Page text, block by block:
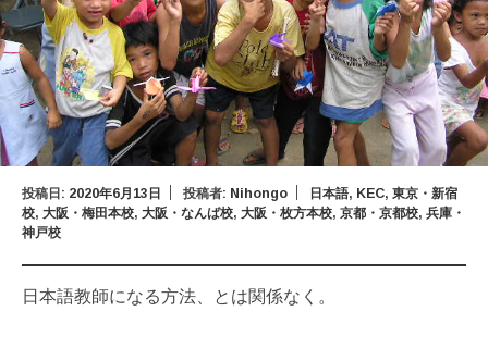
投稿日: 2020年6月13日 投稿者: Nihongo 日本語, KEC, 東京・新宿
校, 大阪・梅田本校, 大阪・なんば校, 大阪・枚方本校, 京都・京都校, 兵庫・
神戸校
日本語教師になる方法、とは関係なく。